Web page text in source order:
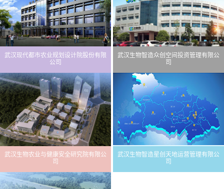
武汉现代都市农业规划设计院股份有限
公司
武汉生物智造众创空间投资管理有限公
司
武汉生物农业与健康安全研究院有限公
司
武汉生物智造星创天地运营管理有限公
司